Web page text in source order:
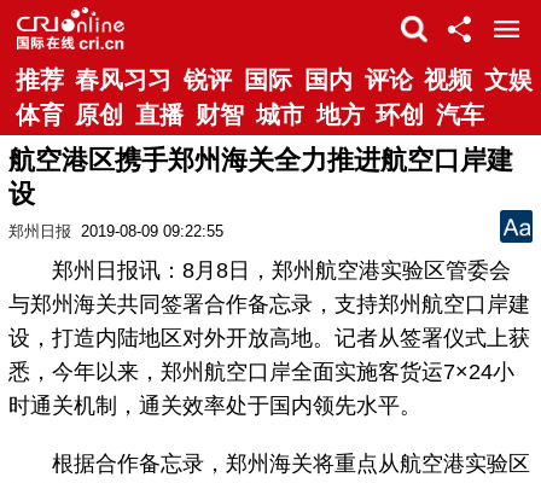
推荐 春风习习 锐评 国际 国内 评论 视频 文娱
体育 原创 直播 财智 城市 地方 环创 汽车
航空港区携手郑州海关全力推进航空口岸建
设
郑州日报 2019-08-09 09:22:55
郑州日报讯：8月8日，郑州航空港实验区管委会
与郑州海关共同签署合作备忘录，支持郑州航空口岸建
设，打造内陆地区对外开放高地。记者从签署仪式上获
悉，今年以来，郑州航空口岸全面实施客货运7×24小
时通关机制，通关效率处于国内领先水平。
根据合作备忘录，郑州海关将重点从航空港实验区